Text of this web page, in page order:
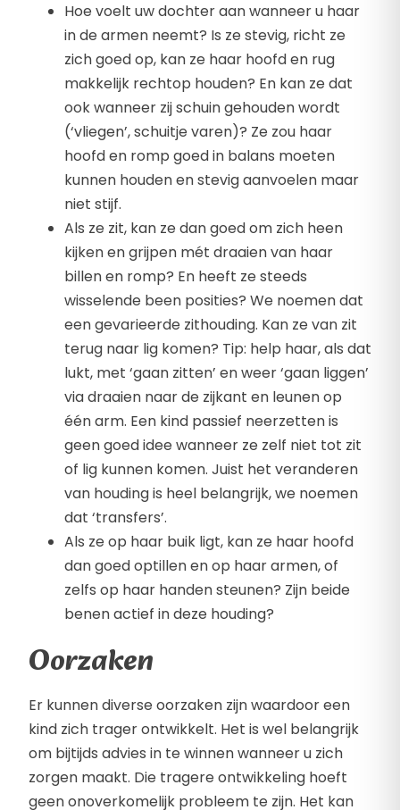
Hoe voelt uw dochter aan wanneer u haar
in de armen neemt? Is ze stevig, richt ze
zich goed op, kan ze haar hoofd en rug
makkelijk rechtop houden? En kan ze dat
ook wanneer zij schuin gehouden wordt
(‘vliegen’, schuitje varen)? Ze zou haar
hoofd en romp goed in balans moeten
kunnen houden en stevig aanvoelen maar
niet stijf.
Als ze zit, kan ze dan goed om zich heen
kijken en grijpen mét draaien van haar
billen en romp? En heeft ze steeds
wisselende been posities? We noemen dat
een gevarieerde zithouding. Kan ze van zit
terug naar lig komen? Tip: help haar, als dat
lukt, met ‘gaan zitten’ en weer ‘gaan liggen’
via draaien naar de zijkant en leunen op
één arm. Een kind passief neerzetten is
geen goed idee wanneer ze zelf niet tot zit
of lig kunnen komen. Juist het veranderen
van houding is heel belangrijk, we noemen
dat ‘transfers’.
Als ze op haar buik ligt, kan ze haar hoofd
dan goed optillen en op haar armen, of
zelfs op haar handen steunen? Zijn beide
benen actief in deze houding?
Oorzaken
Er kunnen diverse oorzaken zijn waardoor een
kind zich trager ontwikkelt. Het is wel belangrijk
om bijtijds advies in te winnen wanneer u zich
zorgen maakt. Die tragere ontwikkeling hoeft
geen onoverkomelijk probleem te zijn. Het kan